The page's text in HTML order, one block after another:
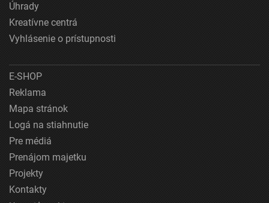
Úhrady
Kreatívne centrá
Vyhlásenie o prístupnosti
E-SHOP
Reklama
Mapa stránok
Logá na stiahnutie
Pre médiá
Prenájom majetku
Projekty
Kontakty